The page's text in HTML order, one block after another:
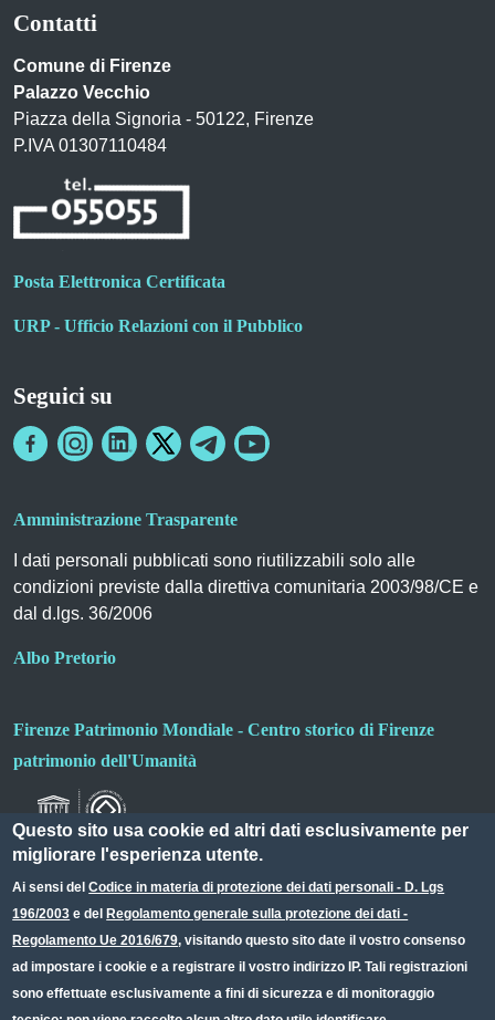
Contatti
Comune di Firenze
Palazzo Vecchio
Piazza della Signoria - 50122, Firenze
P.IVA 01307110484
Posta Elettronica Certificata
URP - Ufficio Relazioni con il Pubblico
Seguici su
Amministrazione Trasparente
I dati personali pubblicati sono riutilizzabili solo alle
condizioni previste dalla direttiva comunitaria 2003/98/CE e
dal d.lgs. 36/2006
Albo Pretorio
Firenze Patrimonio Mondiale - Centro storico di Firenze
patrimonio dell'Umanità
Small prints
Useful links section
Redazione web
Privacy
Questo sito usa cookie ed altri dati esclusivamente per
migliorare l'esperienza utente.
Ai sensi delCodice in materia di protezione dei dati personali - D. Lgs
196/2003 e del Regolamento generale sulla protezione dei dati -
Regolamento Ue 2016/679, visitando questo sito date il vostro consenso
ad impostare i cookie e a registrare il vostro indirizzo IP. Tali registrazioni
sono effettuate esclusivamente a fini di sicurezza e di monitoraggio